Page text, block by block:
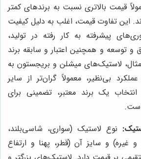
قیمت بالاتری نسبت به برندهای کمتر
این تفاوت قیمت، اغلب به دلیل کیفیت
پیشرفته به کار رفته در تولید،
و توسعه و همچنین اعتبار و سابقه برند
لاستیک‌های میشلن و بریجستون به
بی‌نظیر، معمولاً گران‌تر از سایر
یک برند معتبر، تضمینی برای
نوع لاستیک (سواری، شاسی‌بلند،
و غیره) و سایز آن (قطر، پهنا و ارتفاع